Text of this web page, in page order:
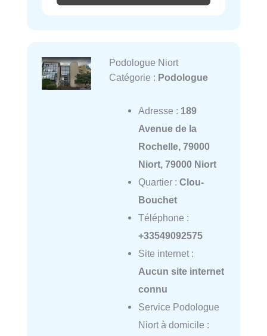
Podologue Niort
Catégorie : Podologue
Adresse : 189
Avenue de la
Rochelle, 79000
Niort, 79000 Niort
Quartier : Clou-
Bouchet
Téléphone :
+33549092575
Site internet :
Aucun site internet
connu
Service Podologue
Niort à domicile :